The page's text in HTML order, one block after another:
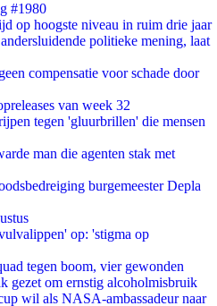
#1980
op hoogste niveau in ruim drie jaar
politieke mening, laat
compensatie voor schade door
van week 32
tegen 'gluurbrillen' die mensen
man die agenten stak met
burgemeester Depla
op: 'stigma op
tegen boom, vier gewonden
gezet om ernstig alcoholmisbruik
wil als NASA-ambassadeur naar